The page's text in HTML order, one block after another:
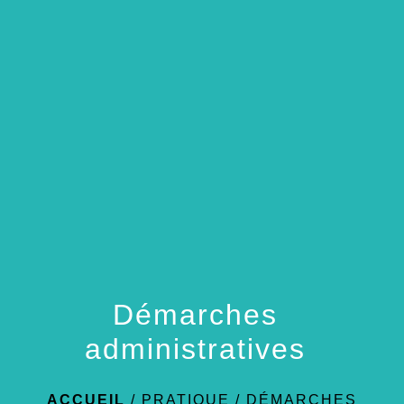
Démarches
administratives
ACCUEIL / PRATIQUE / DÉMARCHES